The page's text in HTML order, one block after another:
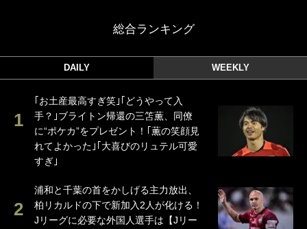
総合ランキング
DAILY WEEKLY
｢お土産最高すぎ笑｣｢どうやって入
手？｣ブライトン帰還の三笘薫、同僚
に“ポケカ”をプレゼント！｢薫の笑顔見
れてよかった｣｢大喜びのリュテル可愛
すぎ｣
浦和と千葉の首をかしげる主力放出、
柏リカルドの下で新加入2人が化ける！
Jリーグに必要な外国人選手は【Jリー